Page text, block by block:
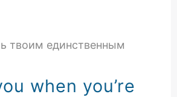
твоим единственным
when you’re